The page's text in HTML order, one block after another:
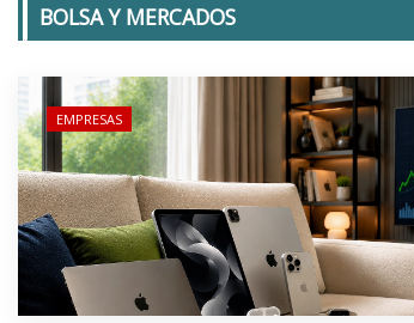
BOLSA Y MERCADOS
EMPRESAS